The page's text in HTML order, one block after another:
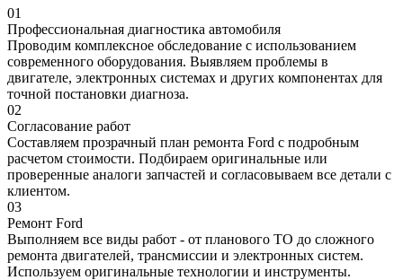
01
Профессиональная диагностика автомобиля
Проводим комплексное обследование с использованием
современного оборудования. Выявляем проблемы в
двигателе, электронных системах и других компонентах для
точной постановки диагноза.
02
Согласование работ
Составляем прозрачный план ремонта Ford с подробным
расчетом стоимости. Подбираем оригинальные или
проверенные аналоги запчастей и согласовываем все детали с
клиентом.
03
Ремонт Ford
Выполняем все виды работ - от планового ТО до сложного
ремонта двигателей, трансмиссии и электронных систем.
Используем оригинальные технологии и инструменты.